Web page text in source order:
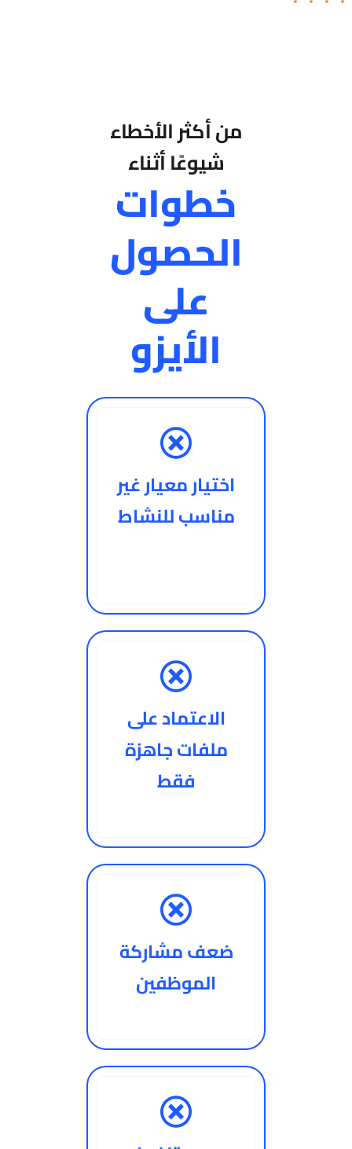
من أكثر الأخطاء
شيوعًا أثناء
خطوات
الحصول
على
الأيزو
اختيار معيار غير
مناسب للنشاط
الاعتماد على
ملفات جاهزة
فقط
ضعف مشاركة
الموظفين